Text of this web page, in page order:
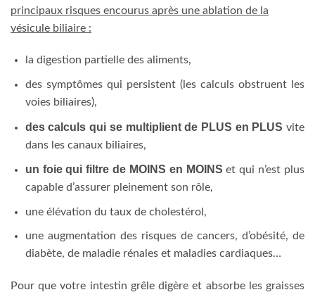
principaux risques encourus après une ablation de la
vésicule biliaire :
la digestion partielle des aliments,
des symptômes qui persistent (les calculs obstruent les
voies biliaires),
des calculs qui se multiplient de PLUS en PLUS vite
dans les canaux biliaires,
un foie qui filtre de MOINS en MOINS et qui n’est plus
capable d’assurer pleinement son rôle,
une élévation du taux de cholestérol,
une augmentation des risques de cancers, d’obésité, de
diabète, de maladie rénales et maladies cardiaques…
Pour que votre intestin grêle digère et absorbe les graisses